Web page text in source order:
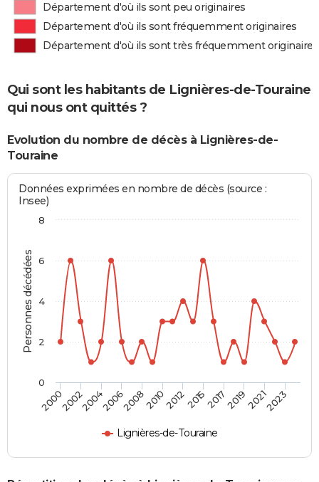
Département d'où ils sont peu originaires
Département d'où ils sont fréquemment originaires
Département d'où ils sont très fréquemment originaires
Qui sont les habitants de Lignières-de-Touraine
qui nous ont quittés ?
Evolution du nombre de décès à Lignières-de-
Touraine
Personnes décédées
Données exprimées en nombre de décès (source :
Insee)
Lignières-de-Touraine
200020022004200620082010201220152017201920212023
0
2
4
6
8